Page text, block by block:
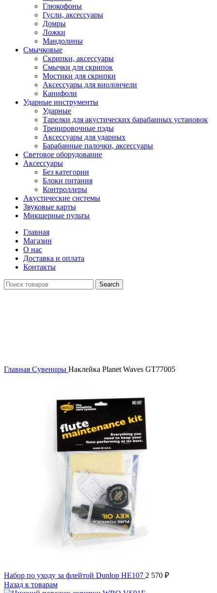
Глюкофоны
Гусли, аксессуары
Домры
Ложки
Мандолины
Смычковые
Скрипки, аксессуары
Смычки для скрипок
Мостики для скрипки
Аксессуары для виолончели
Канифоли
Ударные инструменты
Ударные
Тарелки для акустических барабанных установок
Тренировочные пэды
Аксессуары для ударных
Барабанные палочки, аксессуары
Световое оборудование
Аксессуары
Без категории
Блоки питания
Контроллеры
Акустические системы
Звуковые карты
Микшерные пульты
Главная
Магазин
О нас
Доставка и оплата
Контакты
Search
Главная Сувениры Наклейка Planet Waves GT77005
Набор по уходу за флейтой Dunlop HE107 2 570 ₽
Назад к товарам